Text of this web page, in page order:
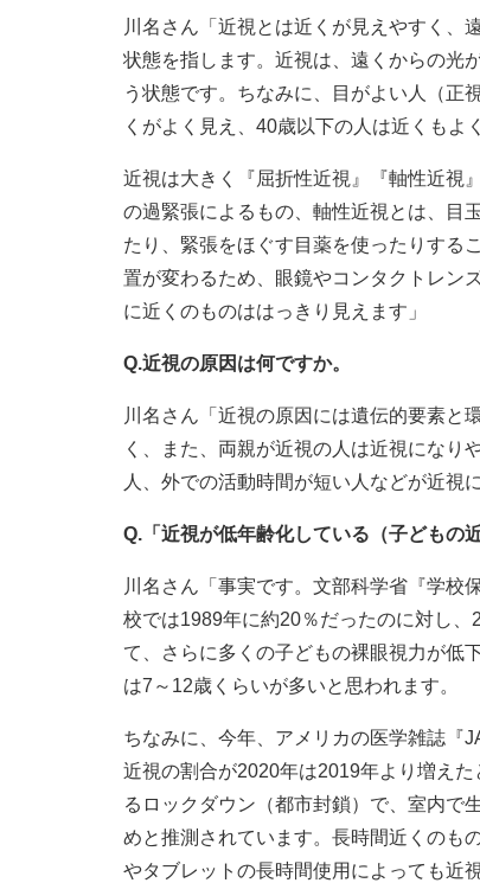
川名さん「近視とは近くが見えやすく、
状態を指します。近視は、遠くからの光
う状態です。ちなみに、目がよい人（正
くがよく見え、40歳以下の人は近くもよ
近視は大きく『屈折性近視』『軸性近視
の過緊張によるもの、軸性近視とは、目
たり、緊張をほぐす目薬を使ったりする
置が変わるため、眼鏡やコンタクトレン
に近くのものははっきり見えます」
Q.近視の原因は何ですか。
川名さん「近視の原因には遺伝的要素と
く、また、両親が近視の人は近視になり
人、外での活動時間が短い人などが近視
Q.「近視が低年齢化している（子どもの
川名さん「事実です。文部科学省『学校
校では1989年に約20％だったのに対し
て、さらに多くの子どもの裸眼視力が低
は7～12歳くらいが多いと思われます。
ちなみに、今年、アメリカの医学雑誌『
近視の割合が2020年は2019年より増え
るロックダウン（都市封鎖）で、室内で
めと推測されています。長時間近くのも
やタブレットの長時間使用によっても近